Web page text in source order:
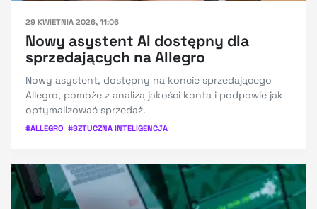
29 KWIETNIA 2026, 11:06
Nowy asystent AI dostępny dla
sprzedających na Allegro
Nowy asystent, dostępny na koncie sprzedającego
Allegro, pomoże z analizą jakości konta i podpowie jak
optymalizować sprzedaż.
#ALLEGRO #SZTUCZNA INTELIGENCJA